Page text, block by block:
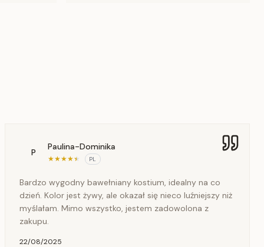
P
Paulina-Dominika
★★★★★ PL
Bardzo wygodny bawełniany kostium, idealny na co
dzień. Kolor jest żywy, ale okazał się nieco luźniejszy niż
myślałam. Mimo wszystko, jestem zadowolona z
zakupu.
22/08/2025